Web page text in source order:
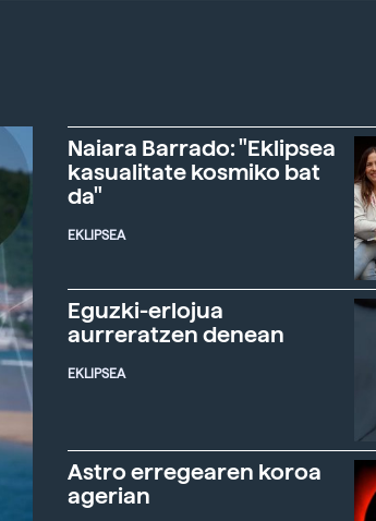
Naiara Barrado: "Eklipsea
kasualitate kosmiko bat
da"
EKLIPSEA
Eguzki-erlojua
aurreratzen denean
EKLIPSEA
Astro erregearen koroa
agerian